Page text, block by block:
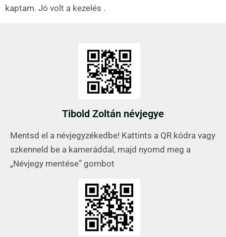
kaptam. Jó volt a kezelés .
Tibold Zoltán névjegye
Mentsd el a névjegyzékedbe! Kattints a QR kódra vagy
szkenneld be a kameráddal, majd nyomd meg a
„Névjegy mentése” gombot